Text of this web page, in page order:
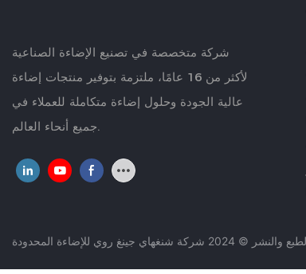
شركة متخصصة في تصنيع الإضاءة الصناعية
لأكثر من 16 عامًا، ملتزمة بتوفير منتجات إضاءة
عالية الجودة وحلول إضاءة متكاملة للعملاء في
جميع أنحاء العالم.